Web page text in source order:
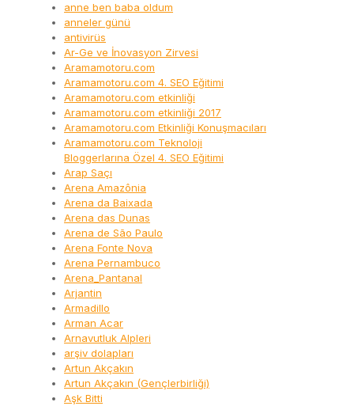
anne ben baba oldum
anneler günü
antivirüs
Ar-Ge ve İnovasyon Zirvesi
Aramamotoru.com
Aramamotoru.com 4. SEO Eğitimi
Aramamotoru.com etkinliği
Aramamotoru.com etkinliği 2017
Aramamotoru.com Etkinliği Konuşmacıları
Aramamotoru.com Teknoloji
Bloggerlarına Özel 4. SEO Eğitimi
Arap Saçı
Arena Amazônia
Arena da Baixada
Arena das Dunas
Arena de São Paulo
Arena Fonte Nova
Arena Pernambuco
Arena_Pantanal
Arjantin
Armadillo
Arman Acar
Arnavutluk Alpleri
arşiv dolapları
Artun Akçakın
Artun Akçakın (Gençlerbirliği)
Aşk Bitti